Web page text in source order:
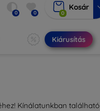
0 0 0
Kosár
Kiárusítás
Kínálatunkban található